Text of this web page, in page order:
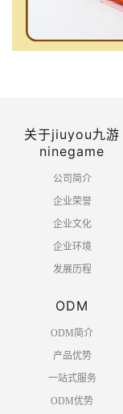
关于jiuyou九游
ninegame
公司简介
企业荣誉
企业文化
企业环境
发展历程
ODM
ODM简介
产品优势
一站式服务
ODM优势